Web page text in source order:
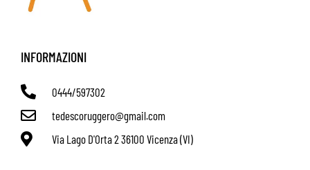
INFORMAZIONI
0444/597302
tedescoruggero@gmail.com
Via Lago D'Orta 2 36100 Vicenza (VI)